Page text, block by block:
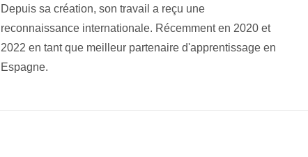
Depuis sa création, son travail a reçu une
reconnaissance internationale. Récemment en 2020 et
2022 en tant que meilleur partenaire d'apprentissage en
Espagne.